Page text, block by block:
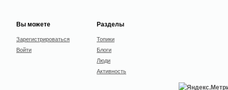
Вы можете
Зарегистрироваться
Войти
Разделы
Топики
Блоги
Люди
Активность